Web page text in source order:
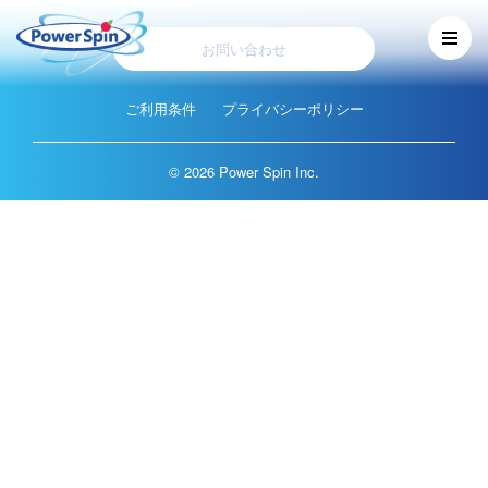
お問い合わせ
ご利用条件 プライバシーポリシー
© 2026 Power Spin Inc.